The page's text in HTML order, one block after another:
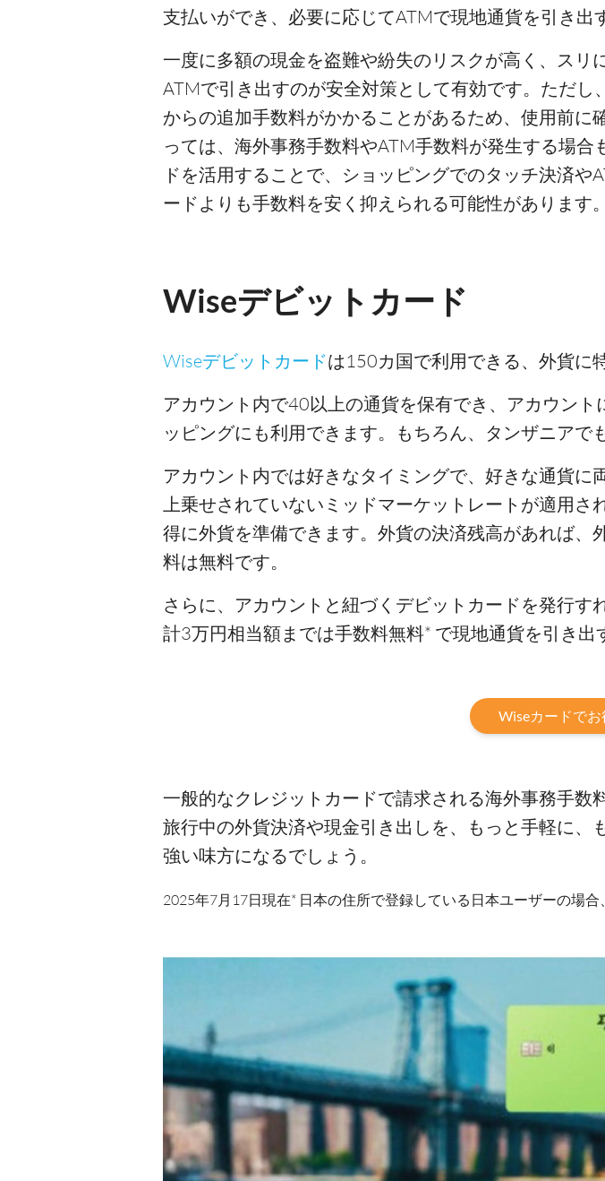
支払いができ、必要に応じてATMで現地通貨を引き出
一度に多額の現金を盗難や紛失のリスクが高く、ス
ATMで引き出すのが安全対策として有効です。ただ
からの追加手数料がかかることがあるため、使用前
っては、海外事務手数料やATM手数料が発生する場
ドを活用することで、ショッピングでのタッチ決済
ードよりも手数料を安く抑えられる可能性があります。
Wiseデビットカード
Wiseデビットカードは150カ国で利用できる、外貨に
アカウント内で40以上の通貨を保有でき、アカウン
ッピングにも利用できます。もちろん、タンザニアで
アカウント内では好きなタイミングで、好きな通貨に
上乗せされていないミッドマーケットレートが適用
得に外貨を準備できます。外貨の決済残高があれば
料は無料です。
さらに、アカウントと紐づくデビットカードを発行
計3万円相当額までは手数料無料* で現地通貨を引き出
Wiseカードで
一般的なクレジットカードで請求される海外事務手
旅行中の外貨決済や現金引き出しを、もっと手軽に
強い味方になるでしょう。
2025年7月17日現在* 日本の住所で登録している日本ユーザーの場